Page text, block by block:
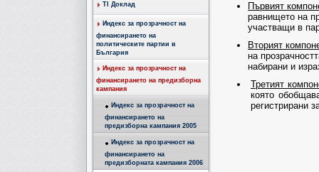
TI Доклад
Индекс за прозрачност на
финансирането на
политическите партии в
България
Индекс за прозрачност на
финансирането на предизборна
кампания
Индекс за прозрачност на
финансирането на
предизборна кампания 2005
Индекс за прозрачност на
финансирането на
предизборната кампания 2006
Първият
равнището на
участващи в
Вторият
на
набирани и
Третият
която
регистрирани